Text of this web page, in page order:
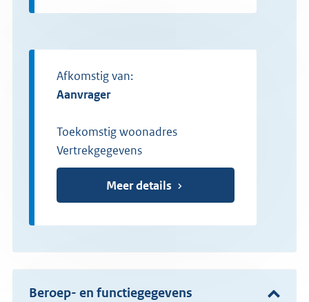
Afkomstig van:
aanvrager
Toekomstig woonadres
Vertrekgegevens
Meer details
Beroep- en functiegegevens